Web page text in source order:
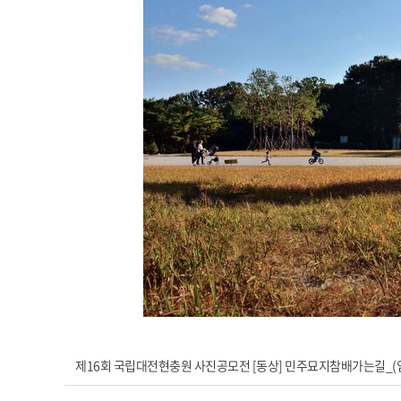
제16회 국립대전현충원 사진공모전 [동상] 민주묘지참배가는길_(